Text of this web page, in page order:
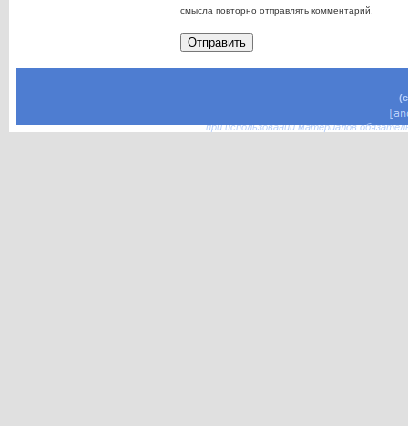
смысла повторно отправлять комментарий.
при использовании материалов